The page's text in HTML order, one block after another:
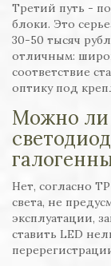
Третий путь -
блоки. Это
30-50 тысяч
отличным:
соответствие
оптику под
Можно ли
Нет, согласно
света, не
эксплуатации,
ставить LED